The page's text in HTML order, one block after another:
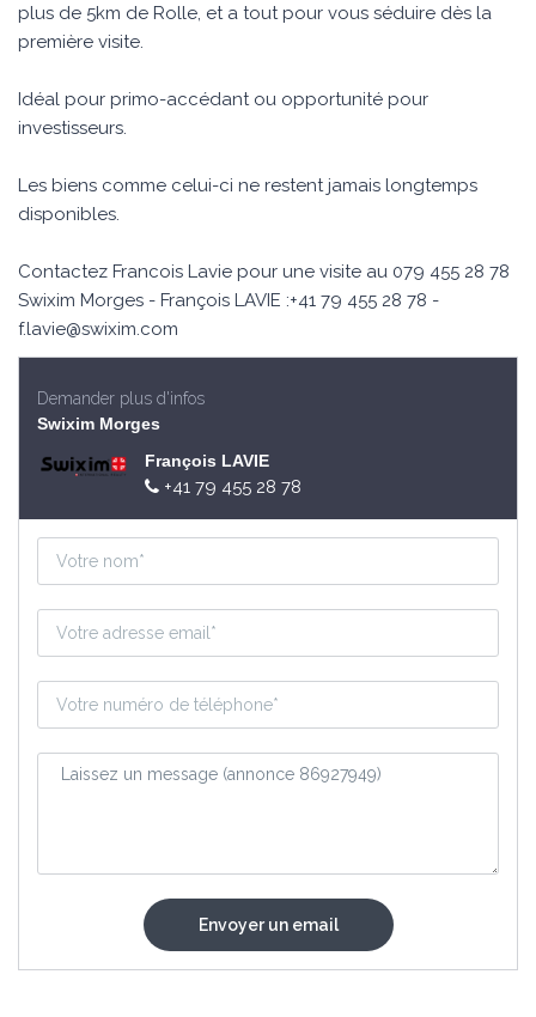
plus de 5km de Rolle, et a tout pour vous séduire dès la
première visite.
Idéal pour primo-accédant ou opportunité pour
investisseurs.
Les biens comme celui-ci ne restent jamais longtemps
disponibles.
Contactez Francois Lavie pour une visite au 079 455 28 78
Swixim Morges - François LAVIE :+41 79 455 28 78 -
f.lavie@swixim.com
Demander plus d'infos
Swixim Morges
François LAVIE
+41 79 455 28 78